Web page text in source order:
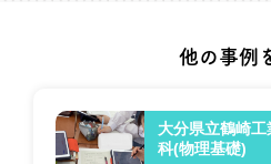
他の事例
大分県立鶴崎
科(物理基礎)